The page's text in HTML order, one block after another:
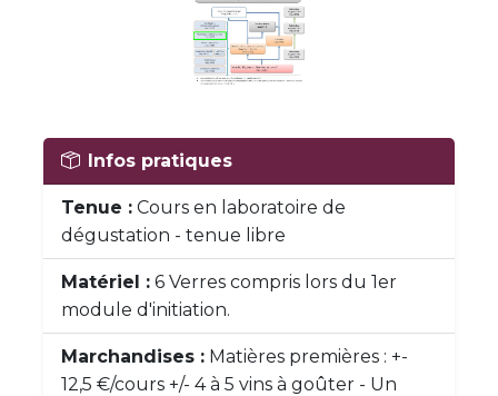
Infos pratiques
Tenue : Cours en laboratoire de
dégustation - tenue libre
Matériel : 6 Verres compris lors du 1er
module d'initiation.
Marchandises : Matières premières : +-
12,5 €/cours +/- 4 à 5 vins à goûter - Un